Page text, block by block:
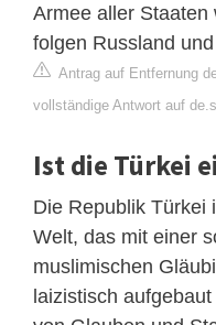
Armee aller Staaten
folgen Russland
Antrag auf Entfernung
vollständige Antwort auf
Ist die Türkei
Die Republik Türkei
Welt, das mit einer
muslimischen
laizistisch